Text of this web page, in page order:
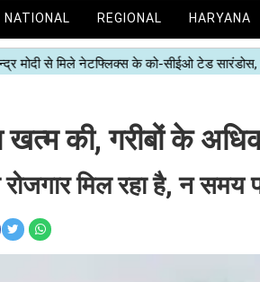
NATIONAL REGIONAL HARYANA
की, गरीबों के
मिल रहा है, न समय